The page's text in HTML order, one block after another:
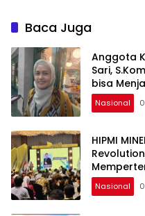
Baca Juga
Anggota
Sari,
bisa
Generasi
sama
Nasional
HIPMI
Industri,
Nasional